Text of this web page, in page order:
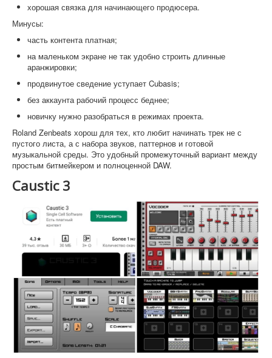
хорошая связка для начинающего продюсера.
Минусы:
часть контента платная;
на маленьком экране не так удобно строить длинные
аранжировки;
продвинутое сведение уступает Cubasis;
без аккаунта рабочий процесс беднее;
новичку нужно разобраться в режимах проекта.
Roland Zenbeats хорош для тех, кто любит начинать трек не с
пустого листа, а с набора звуков, паттернов и готовой
музыкальной среды. Это удобный промежуточный вариант между
простым битмейкером и полноценной DAW.
Caustic 3